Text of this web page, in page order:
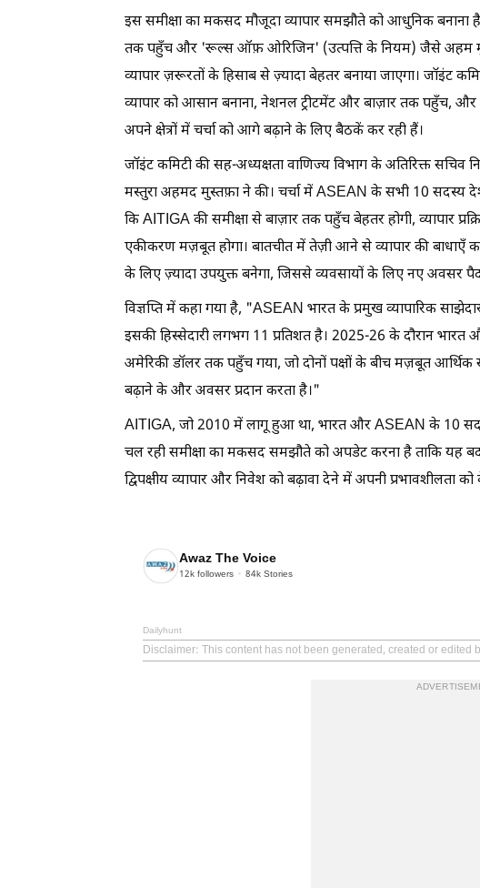
इस समीक्षा का मकसद मौजूदा व्यापार समझौते को आधुनिक बनाना
तक पहुँच और 'रूल्स ऑफ़ ओरिजिन' (उत्पत्ति के नियम) जैसे अहम
व्यापार ज़रूरतों के हिसाब से ज़्यादा बेहतर बनाया जाएगा। जॉइंट
व्यापार को आसान बनाना, नेशनल ट्रीटमेंट और बाज़ार तक
अपने क्षेत्रों में चर्चा को आगे बढ़ाने के लिए बैठकें कर रही हैं।
जॉइंट कमिटी की सह-अध्यक्षता वाणिज्य विभाग के अतिरिक्त सचिव
मस्तुरा अहमद मुस्तफ़ा ने की। चर्चा में ASEAN के सभी 10 सदस्य
कि AITIGA की समीक्षा से बाज़ार तक पहुँच बेहतर होगी, व्यापार
एकीकरण मज़बूत होगा। बातचीत में तेज़ी आने से व्यापार की बाधाएँ
के लिए ज़्यादा उपयुक्त बनेगा, जिससे व्यवसायों के लिए नए अवसर
विज्ञप्ति में कहा गया है, "ASEAN भारत के प्रमुख व्यापारिक
इसकी हिस्सेदारी लगभग 11 प्रतिशत है। 2025-26 के दौरान भारत
अमेरिकी डॉलर तक पहुँच गया, जो दोनों पक्षों के बीच मज़बूत आर्थिक
बढ़ाने के और अवसर प्रदान करता है।"
AITIGA, जो 2010 में लागू हुआ था, भारत और ASEAN के 10
चल रही समीक्षा का मकसद समझौते को अपडेट करना है ताकि यह
द्विपक्षीय व्यापार और निवेश को बढ़ावा देने में अपनी प्रभावशीलता
Awaz The Voice
12k followers 84k Stories
Dailyhunt
Disclaimer: This content has not been generated, created or edited